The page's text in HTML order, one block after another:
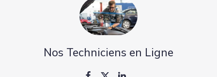
Nos Techniciens en Ligne